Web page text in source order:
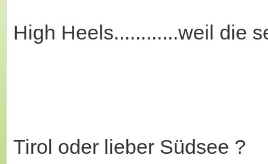
High Heels............weil die
Tirol oder lieber Südsee ?